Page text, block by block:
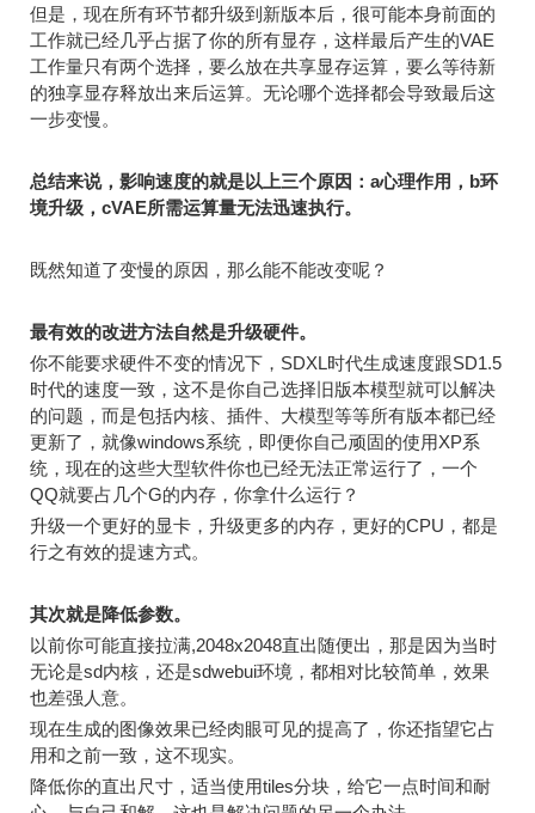
但是，现在所有环节都升级到新版本后，很可能本身前面的
工作就已经几乎占据了你的所有显存，这样最后产生的VAE
工作量只有两个选择，要么放在共享显存运算，要么等待新
的独享显存释放出来后运算。无论哪个选择都会导致最后这
一步变慢。
总结来说，影响速度的就是以上三个原因：a心理作用，b环
境升级，cVAE所需运算量无法迅速执行。
既然知道了变慢的原因，那么能不能改变呢？
最有效的改进方法自然是升级硬件。
你不能要求硬件不变的情况下，SDXL时代生成速度跟SD1.5
时代的速度一致，这不是你自己选择旧版本模型就可以解决
的问题，而是包括内核、插件、大模型等等所有版本都已经
更新了，就像windows系统，即便你自己顽固的使用XP系
统，现在的这些大型软件你也已经无法正常运行了，一个
QQ就要占几个G的内存，你拿什么运行？
升级一个更好的显卡，升级更多的内存，更好的CPU，都是
行之有效的提速方式。
其次就是降低参数。
以前你可能直接拉满,2048x2048直出随便出，那是因为当时
无论是sd内核，还是sdwebui环境，都相对比较简单，效果
也差强人意。
现在生成的图像效果已经肉眼可见的提高了，你还指望它占
用和之前一致，这不现实。
降低你的直出尺寸，适当使用tiles分块，给它一点时间和耐